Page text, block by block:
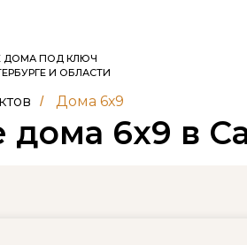
ДОМА ПОД КЛЮЧ
И ОБЛАСТИ
/ Дома 6х9
дома 6х9 в